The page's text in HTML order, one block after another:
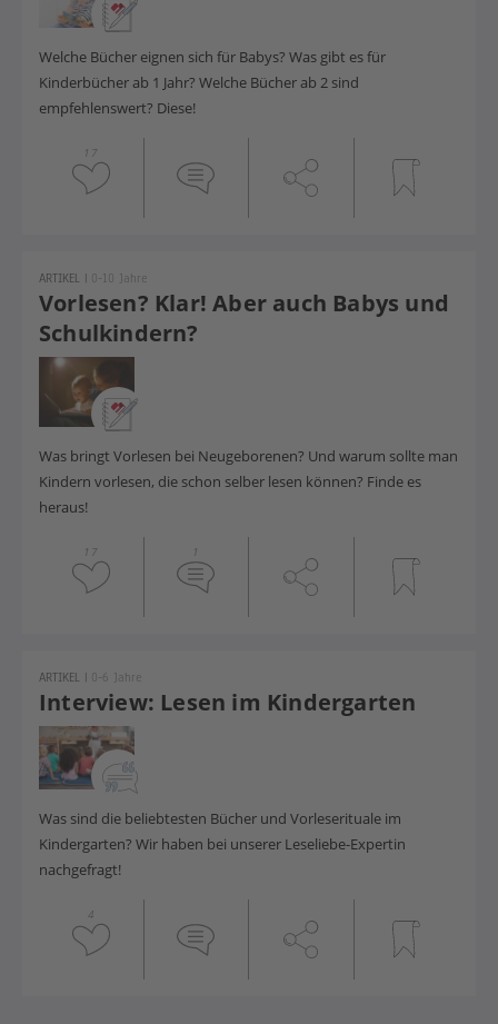
Welche Bücher eignen sich für Babys? Was gibt es für
Kinderbücher ab 1 Jahr? Welche Bücher ab 2 sind
empfehlenswert? Diese!
17
Vorlesen? Klar! Aber auch Babys und
Schulkindern?
ARTIKEL | 0-10 Jahre
Was bringt Vorlesen bei Neugeborenen? Und warum sollte man
Kindern vorlesen, die schon selber lesen können? Finde es
heraus!
17 1
Interview: Lesen im Kindergarten
ARTIKEL | 0-6 Jahre
Was sind die beliebtesten Bücher und Vorleserituale im
Kindergarten? Wir haben bei unserer Leseliebe-Expertin
nachgefragt!
4